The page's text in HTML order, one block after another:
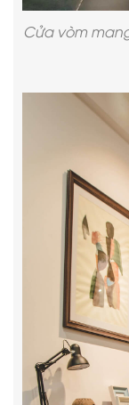
Cửa vòm